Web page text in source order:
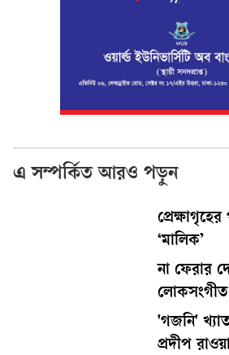
এ সম্পর্কিত আরও পড়ুন
‘মালিক’
না ফেরার
লোকসংগীত
'গজনি'
প্রদীপ